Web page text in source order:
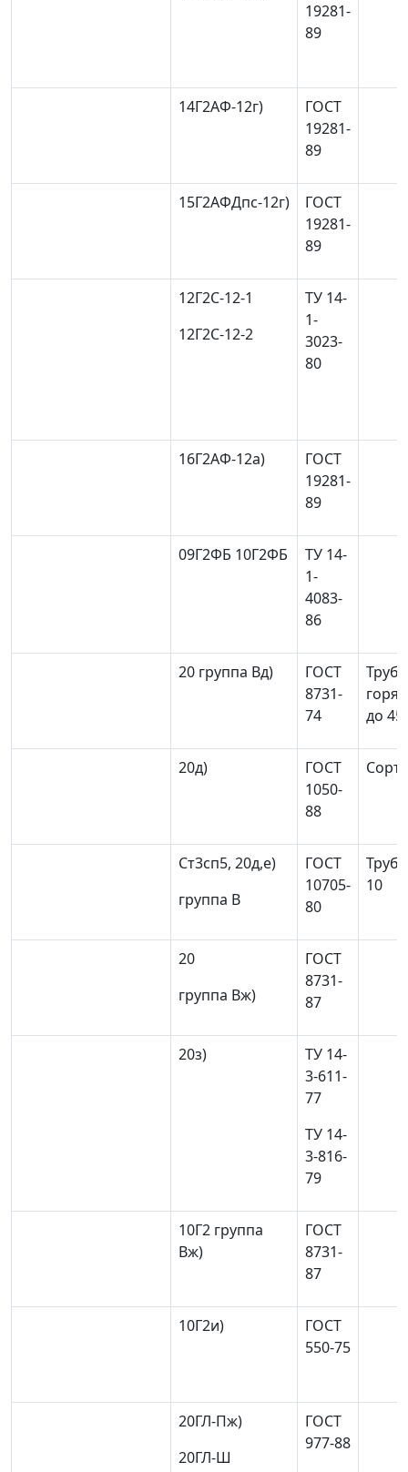
19281-
89
14Г2АФ-12г)
ГОСТ
19281-
89
15Г2АФДпс-12г)
ГОСТ
19281-
89
12Г2С-12-1
12Г2С-12-2
ТУ 14-
1-
3023-
80
16Г2АФ-12а)
ГОСТ
19281-
89
09Г2ФБ 10Г2ФБ
ТУ 14-
1-
4083-
86
20 группа Вд)
ГОСТ
8731-
74
до 45
20д)
ГОСТ
1050-
88
Ст3сп5, 20д,е)
группа В
ГОСТ
10705-
80
10
20
группа Вж)
ГОСТ
8731-
87
20з)
ТУ 14-
3-611-
77
ТУ 14-
3-816-
79
10Г2 группа
Вж)
ГОСТ
8731-
87
10Г2и)
ГОСТ
550-75
20ГЛ-Пж)
20ГЛ-Ш
ГОСТ
977-88